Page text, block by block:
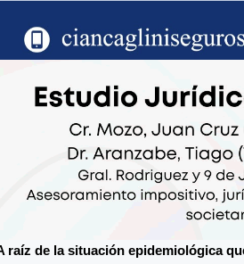
raíz de la situación epidemiológica